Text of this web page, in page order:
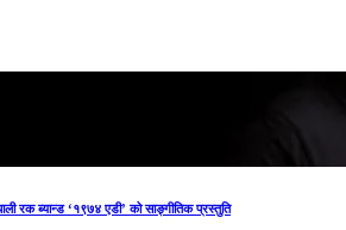
रक ब्यान्ड ‘१९७४ एडी’ को साङ्गीतिक प्रस्तुति